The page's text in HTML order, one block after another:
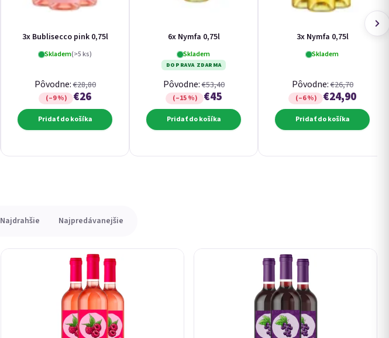
3x Bublisecco pink 0,75l
Skladem(>5 ks)
Pôvodne:€28,80
(–9 %) €26
Pridať do košíka
6x Nymfa 0,75l
Skladem
DOPRAVA ZDARMA
Pôvodne:€53,40
(–15 %) €45
Pridať do košíka
3x Nymfa 0,75l
Skladem
Pôvodne:€26,70
(–6 %) €24,90
Pridať do košíka
Najdrahšie Najpredávanejšie